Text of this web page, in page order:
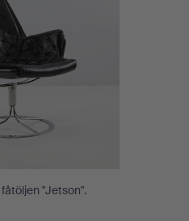
"Jetson".